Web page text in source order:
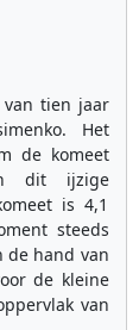
van tien jaar
Het
de komeet
dit ijzige
is 4,1
steeds
de hand van
de kleine
van